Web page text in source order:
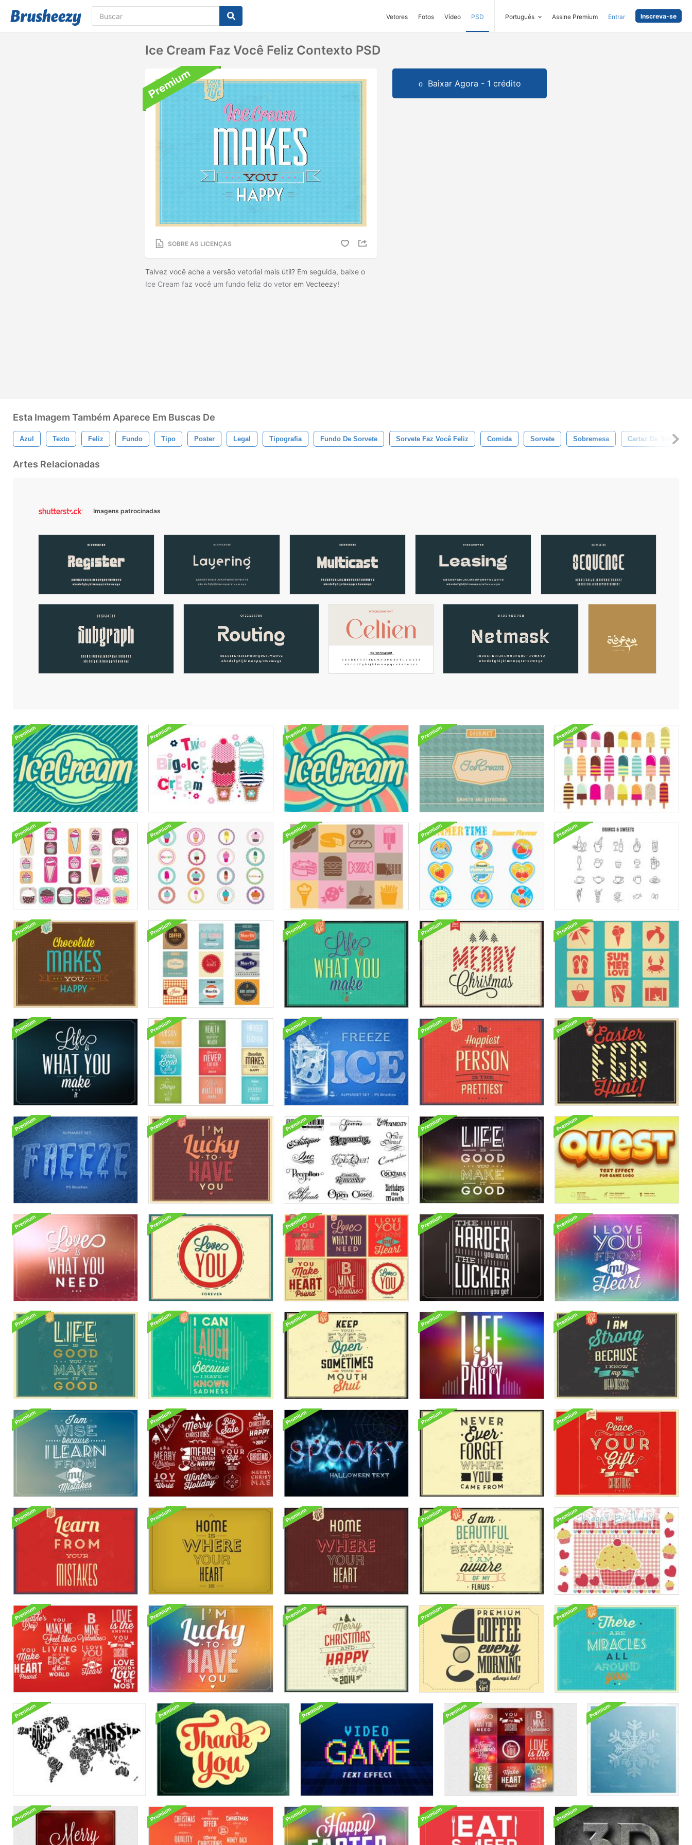
Vetores Fotos Vídeo PSD Português Assine Premium Entrar Inscreva-se
Ice Cream Faz Você Feliz Contexto PSD
SOBRE AS LICENÇAS
Talvez você ache a versão vetorial mais útil? Em seguida, baixe o
Ice Cream faz você um fundo feliz do vetor em Vecteezy!
Baixar Agora - 1 crédito
Esta Imagem Também Aparece Em Buscas De
Azul Texto Feliz Fundo Tipo Poster Legal Tipografia Fundo De Sorvete Sorvete Faz Você Feliz Comida Sorvete Sobremesa Cartaz De Sorvete
Artes Relacionadas
Imagens patrocinadas